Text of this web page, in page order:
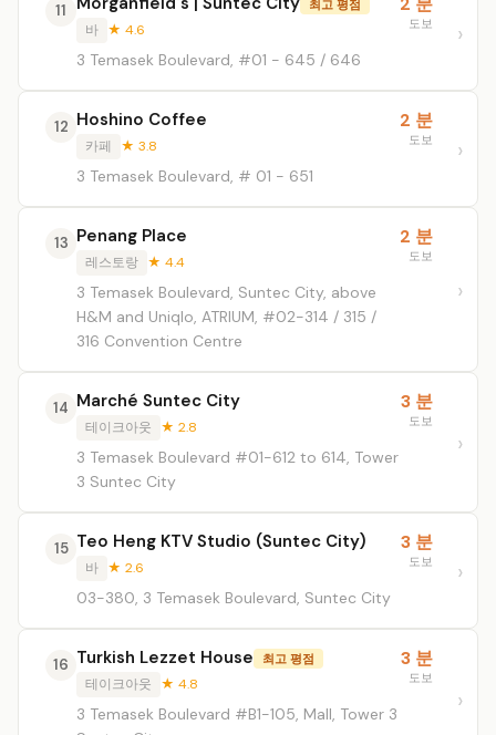
11 최고 평점
바 ★ 4.6
3 Temasek Boulevard, #01 - 645 / 646
도보
12 Hoshino Coffee
카페 ★ 3.8
3 Temasek Boulevard, # 01 - 651
2 분
도보
13 Penang Place
레스토랑 ★ 4.4
3 Temasek Boulevard, Suntec City, above
H&M and Uniqlo, ATRIUM, #02-314 / 315 /
316 Convention Centre
2 분
도보
14 Marché Suntec City
테이크아웃 ★ 2.8
3 Temasek Boulevard #01-612 to 614, Tower
3 Suntec City
3 분
도보
15 Teo Heng KTV Studio (Suntec City)
바 ★ 2.6
03-380, 3 Temasek Boulevard, Suntec City
3 분
도보
16 Turkish Lezzet House 최고 평점
테이크아웃 ★ 4.8
3 Temasek Boulevard #B1-105, Mall, Tower 3
3 분
도보